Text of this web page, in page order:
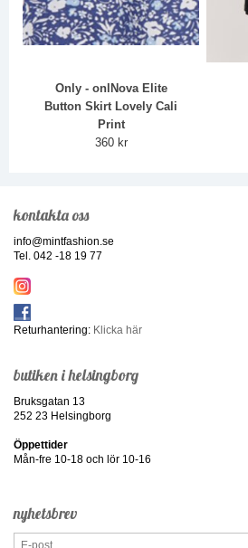
Only - onlNova Elite
Button Skirt Lovely Cali
Print
360 kr
kontakta oss
info@mintfashion.se
Tel. 042 -18 19 77
Returhantering: Klicka här
butiken i helsingborg
Bruksgatan 13
252 23 Helsingborg
Öppettider
Mån-fre 10-18 och lör 10-16
nyhetsbrev